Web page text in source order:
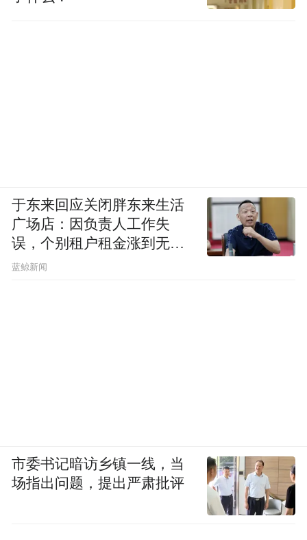
于东来回应关闭胖东来生活
广场店：因负责人工作失
误，个别租户租金涨到无法
想象
蓝鲸新闻
市委书记暗访乡镇一线，当
场指出问题，提出严肃批评